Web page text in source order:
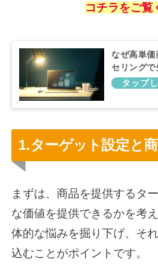
コチラをご覧
なぜ高単価
セリングで
1.ターゲット設定と
まずは、商品を提供するタ
な価値を提供できるかを考
体的な悩みを掘り下げ、そ
込むことがポイントです。